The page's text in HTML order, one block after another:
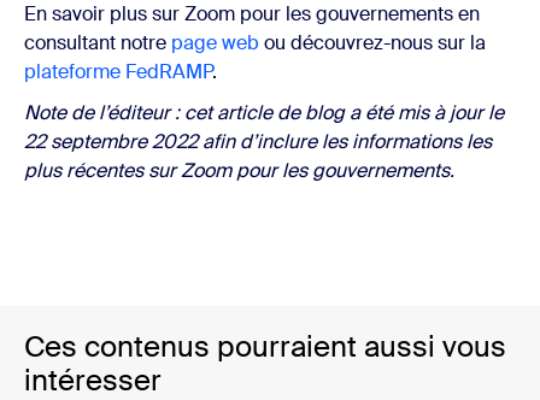
En savoir plus sur Zoom pour les gouvernements en
consultant notre page web ou découvrez-nous sur la
plateforme FedRAMP.
Note de l’éditeur : cet article de blog a été mis à jour le
22 septembre 2022 afin d’inclure les informations les
plus récentes sur Zoom pour les gouvernements.
Ces contenus pourraient aussi vous
intéresser